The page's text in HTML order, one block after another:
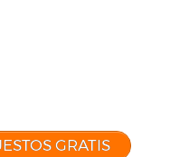
GRATIS